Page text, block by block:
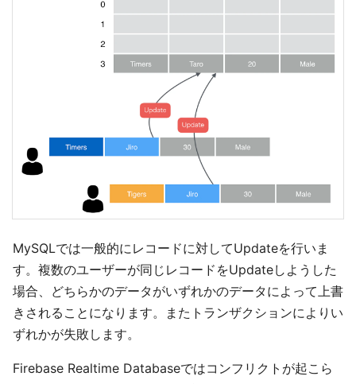
MySQLでは一般的にレコードに対してUpdateを行いま
す。複数のユーザーが同じレコードをUpdateしようした
場合、どちらかのデータがいずれかのデータによって上書
きされることになります。またトランザクションによりい
ずれかが失敗します。
Firebase Realtime Databaseではコンフリクトが起こら